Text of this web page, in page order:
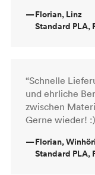
—Florian, Linz
Standard PLA,
“Schnelle
und ehrliche
zwischen
Gerne wieder!
—Florian,
Standard PLA,